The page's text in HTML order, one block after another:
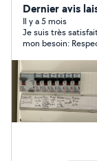
également des
pas à me
travaux et je
très bientôt,
Dernier avis
Il y a 5 mois
Je suis très satisfait. Résultats conformes à mes
mon besoin: